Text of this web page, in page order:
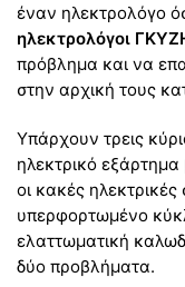
έναν ηλεκτρολόγο
ηλεκτρολόγοι
πρόβλημα και να
στην αρχική τους
Υπάρχουν τρεις
ηλεκτρικό
οι κακές
υπερφορτωμένο
ελαττωματική
δύο προβλήματα.